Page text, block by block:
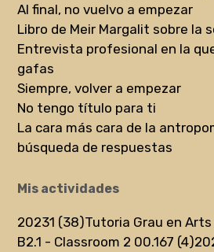
Al final, no vuelvo a empezar
Libro de Meir Margalit sobre la
Entrevista profesional en la
gafas
Siempre, volver a empezar
No tengo título para ti
La cara más cara de la
búsqueda de respuestas
Mis actividades
20231 (38)Tutoria Grau en Arts
B2.1 - Classroom 2 00.167 (4)